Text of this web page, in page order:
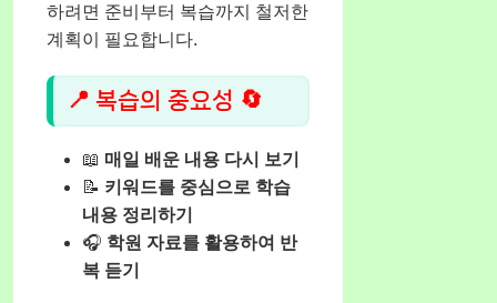
하려면 준비부터 복습까지 철저한
계획이 필요합니다.
📍 복습의 중요성 🔄
📖 매일 배운 내용 다시 보기
📝 키워드를 중심으로 학습
내용 정리하기
🎧 학원 자료를 활용하여 반
복 듣기